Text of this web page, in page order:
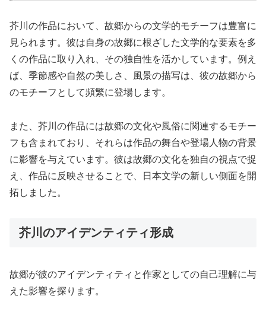
芥川の作品において、故郷からの文学的モチーフは豊富に
見られます。彼は自身の故郷に根ざした文学的な要素を多
くの作品に取り入れ、その独自性を活かしています。例え
ば、季節感や自然の美しさ、風景の描写は、彼の故郷から
のモチーフとして頻繁に登場します。
また、芥川の作品には故郷の文化や風俗に関連するモチー
フも含まれており、それらは作品の舞台や登場人物の背景
に影響を与えています。彼は故郷の文化を独自の視点で捉
え、作品に反映させることで、日本文学の新しい側面を開
拓しました。
芥川のアイデンティティ形成
故郷が彼のアイデンティティと作家としての自己理解に与
えた影響を探ります。